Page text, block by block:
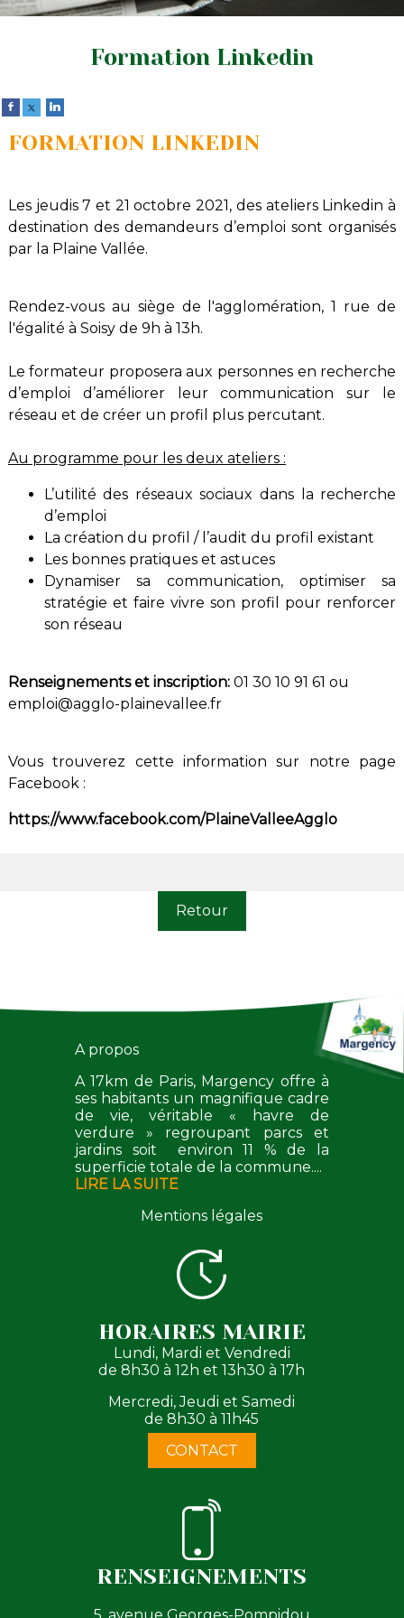
Formation Linkedin
FORMATION LINKEDIN
Les jeudis 7 et 21 octobre 2021, des ateliers Linkedin à
destination des demandeurs d’emploi sont organisés
par la Plaine Vallée.
Rendez-vous au siège de l'agglomération, 1 rue de
l'égalité à Soisy de 9h à 13h.
Le formateur proposera aux personnes en recherche
d’emploi d’améliorer leur communication sur le
réseau et de créer un profil plus percutant.
Au programme pour les deux ateliers :
L’utilité des réseaux sociaux dans la recherche
d’emploi
La création du profil / l’audit du profil existant
Les bonnes pratiques et astuces
Dynamiser sa communication, optimiser sa
stratégie et faire vivre son profil pour renforcer
son réseau
Renseignements et inscription:01 30 10 91 61 ou
emploi@agglo-plainevallee.fr
Vous trouverez cette information sur notre page
Facebook :
https://www.facebook.com/PlaineValleeAgglo
Retour
A propos
A 17km de Paris, Margency offre à
ses habitants un magnifique cadre
de vie, véritable « havre de
verdure » regroupant parcs et
jardins soit environ 11 % de la
superficie totale de la commune....
LIRE LA SUITE
Mentions légales
HORAIRES MAIRIE
Lundi, Mardi et Vendredi
de 8h30 à 12h et 13h30 à 17h
Mercredi, Jeudi et Samedi
de 8h30 à 11h45
CONTACT
RENSEIGNEMENTS
5, avenue Georges-Pompidou